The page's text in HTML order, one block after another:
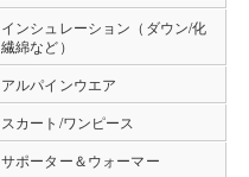
インシュレーション（ダウン/化
繊綿など）
アルパインウエア
スカート/ワンピース
サポーター＆ウォーマー